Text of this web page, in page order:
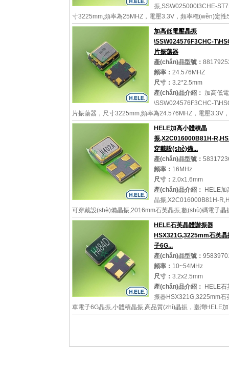
振,SSW025000I3CHE-
寸3225mm,頻率為25MHZ，電壓3.3V，頻率穩(wěn)定性
溫度范圍-40℃~+85℃，臺灣HELE晶振，加高有源振蕩器
詳細參數(shù) 查看大圖
加高低電壓晶振
\SSW024576F3CHC-
片振蕩器
產(chǎn)品型號：
頻率： 24.576MHZ
尺寸： 3.2*2.5mm
產(chǎn)品介紹： 加高低
\SSW024576F3CHC-
片振蕩器，尺寸3225mm,頻率為24.576MHZ，電壓3.3V
(wěn)定性30PPM，溫度范圍-40~85C，HELE有源晶振
晶振，SPXO振蕩器，OSC貼片晶振，SMD振蕩器，石英
查看大圖
HELE加高小體積晶
振,X2C016000B81H-
穿戴設(shè)備...
產(chǎn)品型號：
頻率： 16MHz
尺寸： 2.0x1.6mm
產(chǎn)品介紹：
HELE加
晶振,X2C016000B81H-
可穿戴設(shè)備晶振,2016mm石英晶振,數(shù)碼電子晶
HELE加高晶振，型號：HSX211S，編碼為：
R，小體積晶振尺寸：2.0x1.6mm封裝，四腳貼片晶振，
振，無源晶...
查看大圖
HELE石英晶體諧振器
HSX321G,3225mm石英晶
子6G...
產(chǎn)品型號：
頻率： 10~54MHz
尺寸： 3.2x2.5mm
產(chǎn)品介紹：
HELE石
振器HSX321G,3225mm石
車電子6G晶振,小體積晶振,高品質(zhì)晶振，臺灣HELE